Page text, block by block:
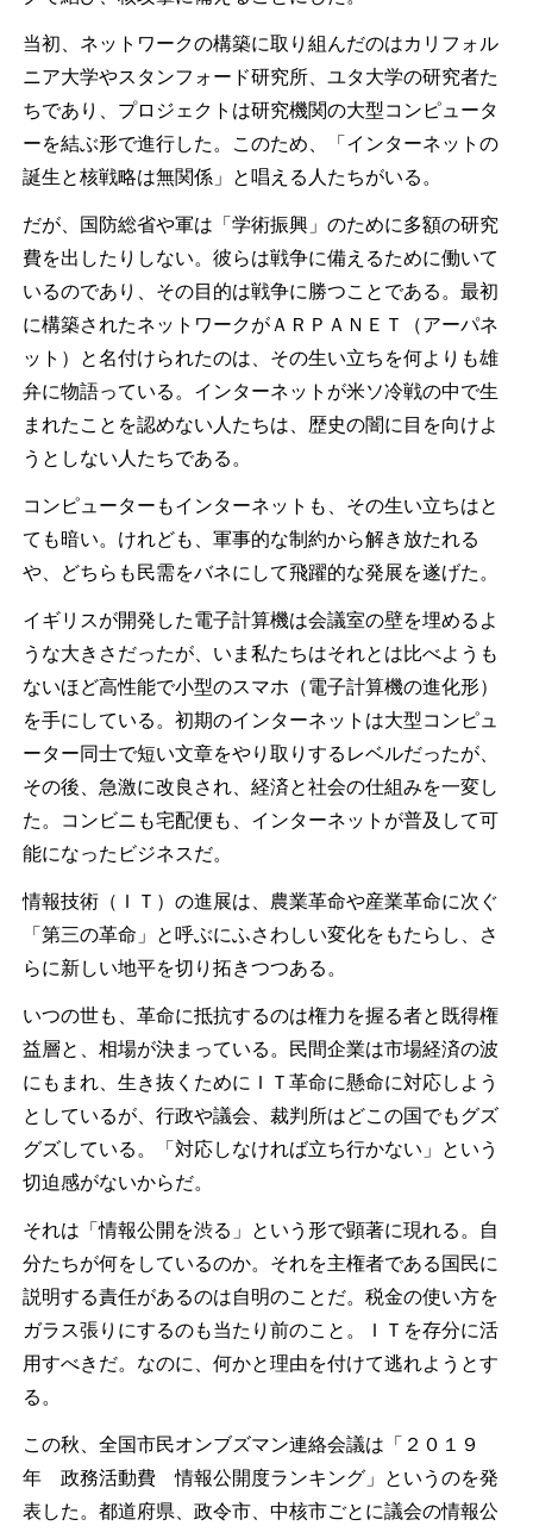
当初、ネットワークの構築に取り組んだのはカリフォル
ニア大学やスタンフォード研究所、ユタ大学の研究者た
ちであり、プロジェクトは研究機関の大型コンピュータ
ーを結ぶ形で進行した。このため、「インターネットの
誕生と核戦略は無関係」と唱える人たちがいる。
だが、国防総省や軍は「学術振興」のために多額の研究
費を出したりしない。彼らは戦争に備えるために働いて
いるのであり、その目的は戦争に勝つことである。最初
に構築されたネットワークがＡＲＰＡＮＥＴ（アーパネ
ット）と名付けられたのは、その生い立ちを何よりも雄
弁に物語っている。インターネットが米ソ冷戦の中で生
まれたことを認めない人たちは、歴史の闇に目を向けよ
うとしない人たちである。
コンピューターもインターネットも、その生い立ちはと
ても暗い。けれども、軍事的な制約から解き放たれる
や、どちらも民需をバネにして飛躍的な発展を遂げた。
イギリスが開発した電子計算機は会議室の壁を埋めるよ
うな大きさだったが、いま私たちはそれとは比べようも
ないほど高性能で小型のスマホ（電子計算機の進化形）
を手にしている。初期のインターネットは大型コンピュ
ーター同士で短い文章をやり取りするレベルだったが、
その後、急激に改良され、経済と社会の仕組みを一変し
た。コンビニも宅配便も、インターネットが普及して可
能になったビジネスだ。
情報技術（ＩＴ）の進展は、農業革命や産業革命に次ぐ
「第三の革命」と呼ぶにふさわしい変化をもたらし、さ
らに新しい地平を切り拓きつつある。
いつの世も、革命に抵抗するのは権力を握る者と既得権
益層と、相場が決まっている。民間企業は市場経済の波
にもまれ、生き抜くためにＩＴ革命に懸命に対応しよう
としているが、行政や議会、裁判所はどこの国でもグズ
グズしている。「対応しなければ立ち行かない」という
切迫感がないからだ。
それは「情報公開を渋る」という形で顕著に現れる。自
分たちが何をしているのか。それを主権者である国民に
説明する責任があるのは自明のことだ。税金の使い方を
ガラス張りにするのも当たり前のこと。ＩＴを存分に活
用すべきだ。なのに、何かと理由を付けて逃れようとす
る。
この秋、全国市民オンブズマン連絡会議は「２０１９
年 政務活動費 情報公開度ランキング」というのを発
表した。都道府県、政令市、中核市ごとに議会の情報公